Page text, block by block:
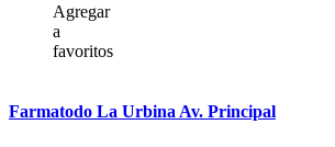
Agregar
a
favoritos
Farmatodo La Urbina Av. Principal